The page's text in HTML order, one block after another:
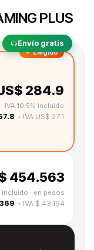
PLUS
Envío gratis
✓ Elegido
284.9
IVA 10.5% incluido
+ IVA US$ 27.1
454.563
incluido · en pesos
+ IVA $ 43.194